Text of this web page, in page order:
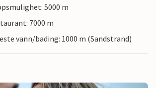
5000 m
7000 m
vann/bading: 1000 m (Sandstrand)